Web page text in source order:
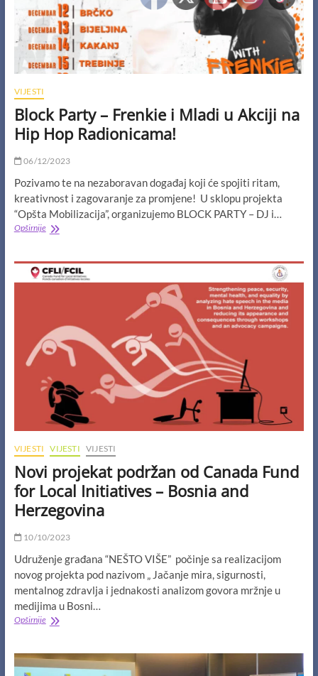
VIJESTI
Block Party – Frenkie i Mladi u Akciji na
Hip Hop Radionicama!
06/12/2023
Pozivamo te na nezaboravan događaj koji će spojiti ritam,
kreativnost i zagovaranje za promjene! U sklopu projekta
“Opšta Mobilizacija”, organizujemo BLOCK PARTY – DJ i…
OpširnijeBlock
Frenkie
i
na
Hip
Hop
Radionicama!
VIJESTI VIJESTI VIJESTI
Novi projekat podržan od Canada Fund
for Local Initiatives – Bosnia and
Herzegovina
10/10/2023
Udruženje građana “NEŠTO VIŠE” počinje sa realizacijom
novog projekta pod nazivom „ Jačanje mira, sigurnosti,
mentalnog zdravlja i jednakosti analizom govora mržnje u
medijima u Bosni…
OpširnijeNovi
od
Canada